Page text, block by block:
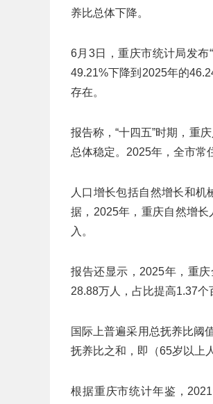
养比总体下降。
6月3日，重庆市统计局发布
49.21%下降到2025年的
存在。
报告称，“十四五”时期，重
总体稳定。2025年，全市常
人口增长包括自然增长和
据，2025年，重庆自然增
入。
报告还显示，2025年，重
28.88万人，占比提高1.37个
国际上普遍采用‌总抚养比阈
抚养比之和，即（65岁以上
根据重庆市统计年鉴，